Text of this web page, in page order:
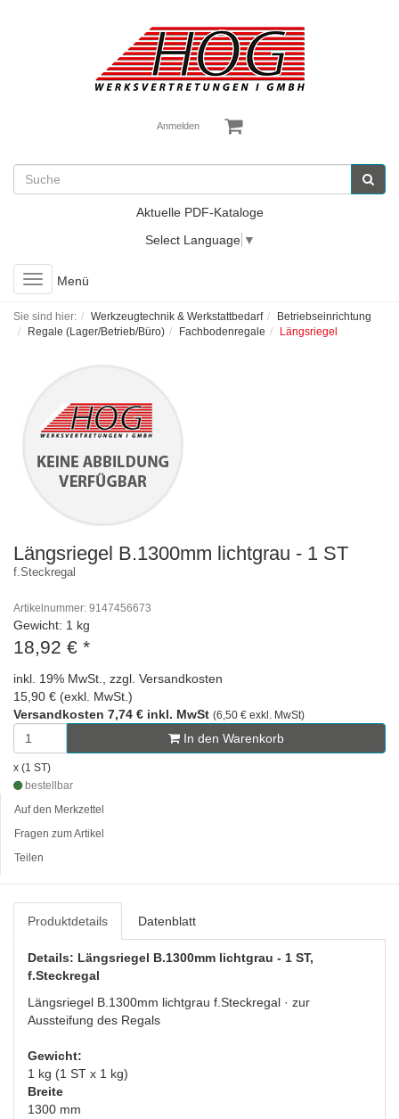
Anmelden
Aktuelle PDF-Kataloge
Select Language ▼
Toggle
navigation
Menü
Sie sind hier: Werkzeugtechnik & Werkstattbedarf
Betriebseinrichtung
Regale (Lager/Betrieb/Büro)
Fachbodenregale Längsriegel
Längsriegel B.1300mm lichtgrau - 1 ST
f.Steckregal
Artikelnummer: 9147456673
Gewicht: 1 kg
18,92 € *
inkl. 19% MwSt., zzgl. Versandkosten
15,90 € (exkl. MwSt.)
Versandkosten 7,74 € inkl. MwSt (6,50 € exkl. MwSt)
In den Warenkorb
x (1 ST)
bestellbar
Auf den Merkzettel
Fragen zum Artikel
Teilen
Produktdetails Datenblatt
Details: Längsriegel B.1300mm lichtgrau - 1 ST,
f.Steckregal
Längsriegel B.1300mm lichtgrau f.Steckregal · zur
Aussteifung des Regals
Gewicht:
1 kg (1 ST x 1 kg)
Breite
1300 mm